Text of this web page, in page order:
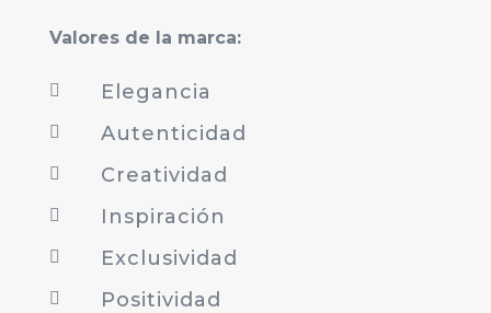
Valores de la marca:
 Elegancia
 Autenticidad
 Creatividad
 Inspiración
 Exclusividad
 Positividad